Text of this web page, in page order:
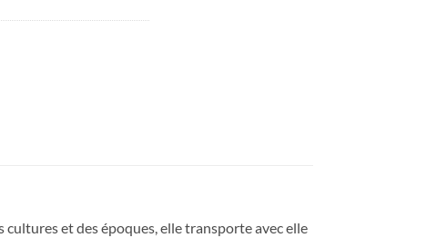
et des époques, elle transporte avec elle